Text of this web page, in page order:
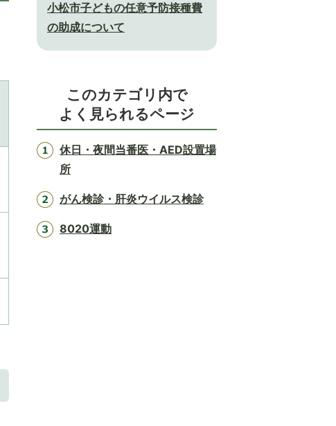
小松市子どもの任意予防接種費
の助成について
このカテゴリ内で
よく見られるページ
休日・夜間当番医・AED設置場
所
がん検診・肝炎ウイルス検診
8020運動